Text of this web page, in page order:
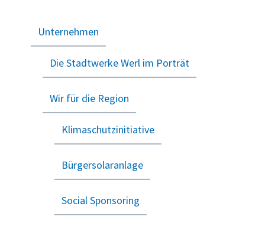
Unternehmen
Die Stadtwerke Werl im Porträt
Wir für die Region
Klimaschutzinitiative
Bürgersolaranlage
Social Sponsoring